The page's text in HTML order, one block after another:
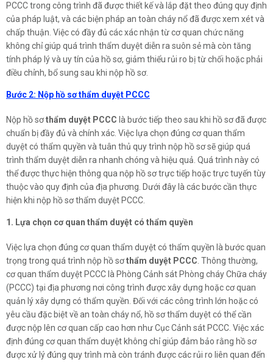
PCCC trong công trình đã được thiết kế và lắp đặt theo đúng quy định
của pháp luật, và các biện pháp an toàn cháy nổ đã được xem xét và
chấp thuận. Việc có đầy đủ các xác nhận từ cơ quan chức năng
không chỉ giúp quá trình thẩm duyệt diễn ra suôn sẻ mà còn tăng
tính pháp lý và uy tín của hồ sơ, giảm thiểu rủi ro bị từ chối hoặc phải
điều chỉnh, bổ sung sau khi nộp hồ sơ.
Bước 2: Nộp hồ sơ thẩm duyệt PCCC
Nộp hồ sơthẩm duyệt PCCC là bước tiếp theo sau khi hồ sơ đã được
chuẩn bị đầy đủ và chính xác. Việc lựa chọn đúng cơ quan thẩm
duyệt có thẩm quyền và tuân thủ quy trình nộp hồ sơ sẽ giúp quá
trình thẩm duyệt diễn ra nhanh chóng và hiệu quả. Quá trình này có
thể được thực hiện thông qua nộp hồ sơ trực tiếp hoặc trực tuyến tùy
thuộc vào quy định của địa phương. Dưới đây là các bước cần thực
hiện khi nộp hồ sơ thẩm duyệt PCCC.
1. Lựa chọn cơ quan thẩm duyệt có thẩm quyền
Việc lựa chọn đúng cơ quan thẩm duyệt có thẩm quyền là bước quan
trọng trong quá trình nộp hồ sơthẩm duyệt PCCC . Thông thường,
cơ quan thẩm duyệt PCCC là Phòng Cảnh sát Phòng cháy Chữa cháy
(PCCC) tại địa phương nơi công trình được xây dựng hoặc cơ quan
quản lý xây dựng có thẩm quyền. Đối với các công trình lớn hoặc có
yêu cầu đặc biệt về an toàn cháy nổ, hồ sơ thẩm duyệt có thể cần
được nộp lên cơ quan cấp cao hơn như Cục Cảnh sát PCCC. Việc xác
định đúng cơ quan thẩm duyệt không chỉ giúp đảm bảo rằng hồ sơ
được xử lý đúng quy trình mà còn tránh được các rủi ro liên quan đến